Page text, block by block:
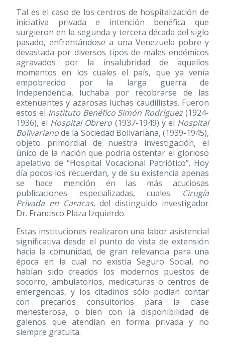
Tal es el caso de los centros de hospitalización de
iniciativa privada e intención benéfica que
surgieron en la segunda y tercera década del siglo
pasado, enfrentándose a una Venezuela pobre y
devastada por diversos tipos de males endémicos
agravados por la insalubridad de aquellos
momentos en los cuales el país, que ya venía
empobrecido por la larga guerra de
Independencia, luchaba por recobrarse de las
extenuantes y azarosas luchas caudillistas. Fueron
estos el Instituto Benéfico Simón Rodríguez (1924-
1936), el Hospital Obrero (1937-1949) y el Hospital
Bolivarianode la Sociedad Bolivariana, (1939-1945),
objeto primordial de nuestra investigación, el
único de la nación que podría ostentar el glorioso
apelativo de “Hospital Vocacional Patriótico”. Hoy
día pocos los recuerdan, y de su existencia apenas
se hace mención en las más acuciosas
publicaciones especializadas, cuales Cirugía
Privada en Caracas, del distinguido investigador
Dr. Francisco Plaza Izquierdo.
Estas instituciones realizaron una labor asistencial
significativa desde el punto de vista de extensión
hacia la comunidad, de gran relevancia para una
época en la cual no existía Seguro Social, no
habían sido creados los modernos puestos de
socorro, ambulatorios, medicaturas o centros de
emergencias, y los citadinos sólo podían contar
con precarios consultorios para la clase
menesterosa, o bien con la disponibilidad de
galenos que atendían en forma privada y no
siempre gratuita.